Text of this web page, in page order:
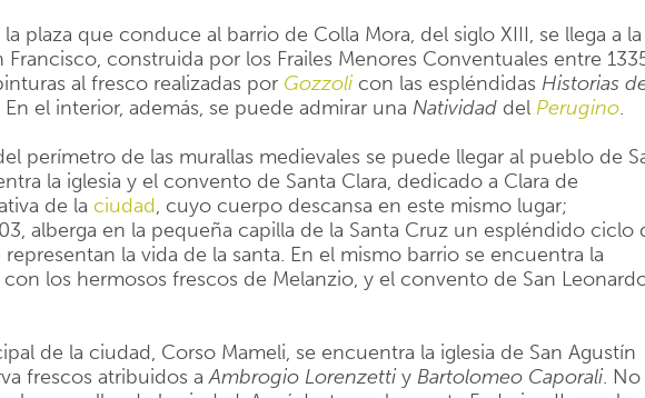
plaza que conduce al barrio de Colla Mora, del siglo XIII, se llega a la
Francisco, construida por los Frailes Menores Conventuales entre
al fresco realizadas por Gozzoli con las espléndidas Historias
En el interior, además, se puede admirar una Natividad del Perugino.
perímetro de las murallas medievales se puede llegar al pueblo de
la iglesia y el convento de Santa Clara, dedicado a Clara de
de la ciudad, cuyo cuerpo descansa en este mismo lugar;
alberga en la pequeña capilla de la Santa Cruz un espléndido ciclo
la vida de la santa. En el mismo barrio se encuentra la
los hermosos frescos de Melanzio, y el convento de San
de la ciudad, Corso Mameli, se encuentra la iglesia de San Agustín
frescos atribuidos aAmbrogio Lorenzetti y Bartolomeo Caporali. No